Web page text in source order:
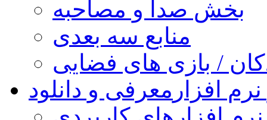
بخش صدا و مصاحبه
منابع سه بعدی
/ بازی های فضایی
افزار معرفی و دانلود